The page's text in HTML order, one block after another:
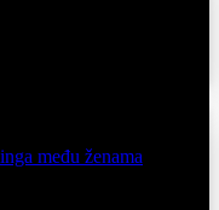
među ženama